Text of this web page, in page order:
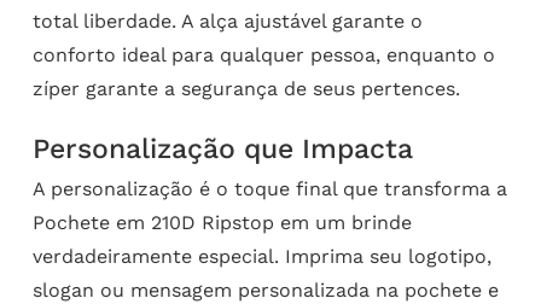
total liberdade. A alça ajustável garante o
conforto ideal para qualquer pessoa, enquanto o
zíper garante a segurança de seus pertences.
Personalização que Impacta
A personalização é o toque final que transforma a
Pochete em 210D Ripstop em um brinde
verdadeiramente especial. Imprima seu logotipo,
slogan ou mensagem personalizada na pochete e